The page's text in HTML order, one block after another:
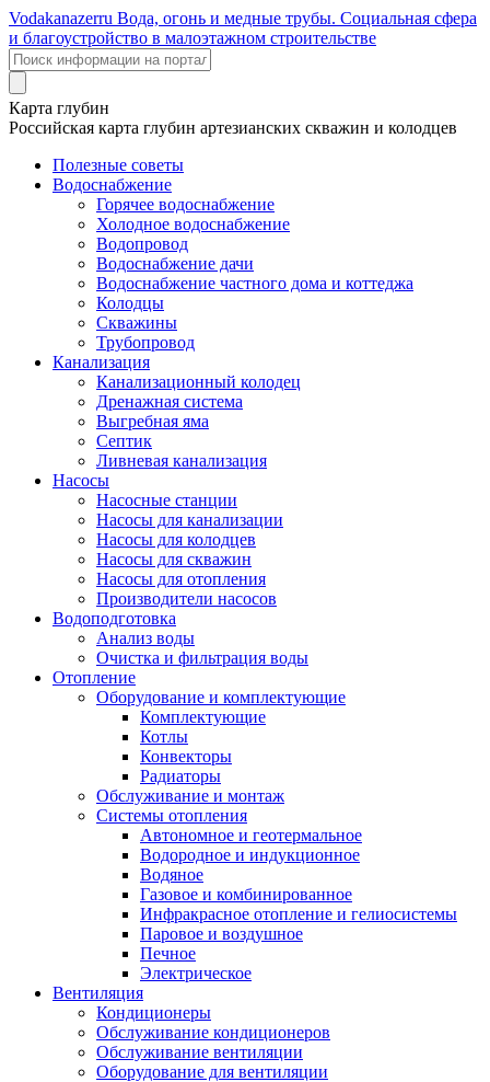
Vodakanazerru Вода, огонь и медные трубы. Социальная сфера
и благоустройство в малоэтажном строительстве
Карта глубин
Российская карта глубин артезианских скважин и колодцев
Полезные советы
Водоснабжение
Горячее водоснабжение
Холодное водоснабжение
Водопровод
Водоснабжение дачи
Водоснабжение частного дома и коттеджа
Колодцы
Скважины
Трубопровод
Канализация
Канализационный колодец
Дренажная система
Выгребная яма
Септик
Ливневая канализация
Насосы
Насосные станции
Насосы для канализации
Насосы для колодцев
Насосы для скважин
Насосы для отопления
Производители насосов
Водоподготовка
Анализ воды
Очистка и фильтрация воды
Отопление
Оборудование и комплектующие
Комплектующие
Котлы
Конвекторы
Радиаторы
Обслуживание и монтаж
Системы отопления
Автономное и геотермальное
Водородное и индукционное
Водяное
Газовое и комбинированное
Инфракрасное отопление и гелиосистемы
Паровое и воздушное
Печное
Электрическое
Вентиляция
Кондиционеры
Обслуживание кондиционеров
Обслуживание вентиляции
Оборудование для вентиляции